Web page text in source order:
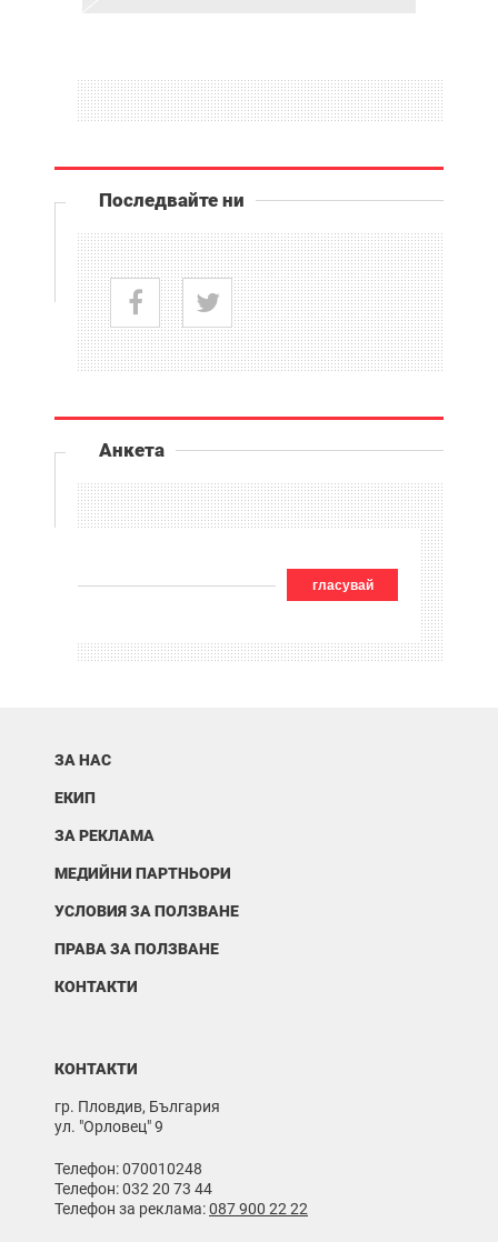
Последвайте ни
Анкета
гласувай
ЗА НАС
ЕКИП
ЗА РЕКЛАМА
МЕДИЙНИ ПАРТНЬОРИ
УСЛОВИЯ ЗА ПОЛЗВАНЕ
ПРАВА ЗА ПОЛЗВАНЕ
КОНТАКТИ
КОНТАКТИ
гр. Пловдив, България
ул. "Орловец" 9
Телефон: 070010248
Телефон: 032 20 73 44
Телефон за реклама:087 900 22 22